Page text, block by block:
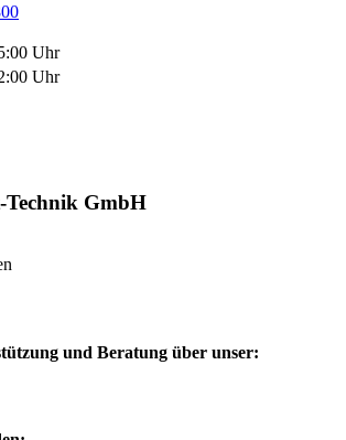
Uhr
Uhr
GmbH
und Beratung über unser: